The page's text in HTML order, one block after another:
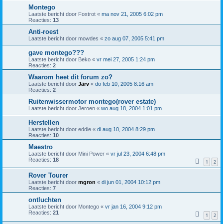
Montego
Laatste bericht door Foxtrot « ma nov 21, 2005 6:02 pm
Reacties: 13
Anti-roest
Laatste bericht door mowdes « zo aug 07, 2005 5:41 pm
gave montego???
Laatste bericht door Beko « vr mei 27, 2005 1:24 pm
Reacties: 2
Waarom heet dit forum zo?
Laatste bericht door Järv « do feb 10, 2005 8:16 am
Reacties: 2
Ruitenwissermotor montego(rover estate)
Laatste bericht door Jeroen « wo aug 18, 2004 1:01 pm
Herstellen
Laatste bericht door eddie « di aug 10, 2004 8:29 pm
Reacties: 10
Maestro
Laatste bericht door Mini Power « vr jul 23, 2004 6:48 pm
Reacties: 18 1 2
Rover Tourer
Laatste bericht door mgron « di jun 01, 2004 10:12 pm
Reacties: 7
ontluchten
Laatste bericht door Montego « vr jan 16, 2004 9:12 pm
Reacties: 21 1 2